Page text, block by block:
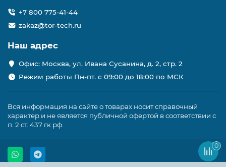
+7 800 775-41-44
zakaz@tor-tech.ru
Наш адрес
Офис: Москва, ул. Ивана Сусанина, д. 2, стр. 2
Режим работы Пн-пт. с 09:00 до 18:00 по МСК
Вся информация на сайте о товарах носит справочный
характер и не является публичной офертой в соответствии с
п. 2 ст. 437 гк рф.
0